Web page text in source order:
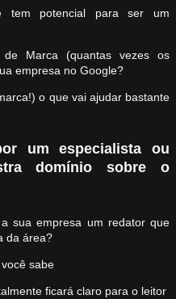
tem potencial para ser um
Marca (quantas vezes os
empresa no Google?
o que vai ajudar bastante
um especialista ou
domínio sobre o
sua empresa um redator que
da área?
sabe
ficará claro para o leitor